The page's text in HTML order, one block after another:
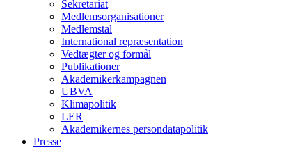
Sekretariat
Medlemsorganisationer
Medlemstal
International repræsentation
Vedtægter og formål
Publikationer
Akademikerkampagnen
UBVA
Klimapolitik
LER
Akademikernes persondatapolitik
Presse